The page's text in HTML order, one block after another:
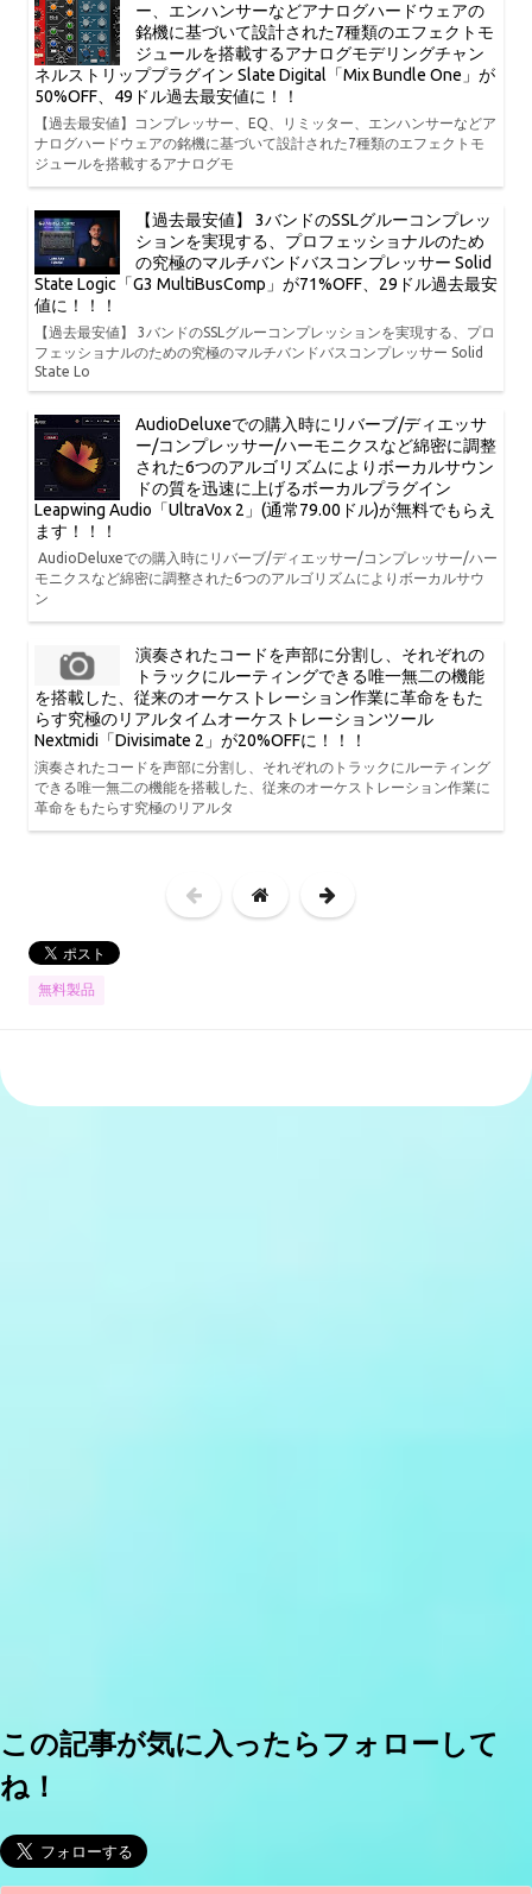
ー、エンハンサーなどアナログハードウェアの
銘機に基づいて設計された7種類のエフェクトモ
ジュールを搭載するアナログモデリングチャン
ネルストリッププラグイン Slate Digital「Mix Bundle One」が
50%OFF、49ドル過去最安値に！！
【過去最安値】コンプレッサー、EQ、リミッター、エンハンサーなどア
ナログハードウェアの銘機に基づいて設計された7種類のエフェクトモ
ジュールを搭載するアナログモ
【過去最安値】 3バンドのSSLグルーコンプレッ
ションを実現する、プロフェッショナルのため
の究極のマルチバンドバスコンプレッサー Solid
State Logic「G3 MultiBusComp」が71%OFF、29ドル過去最安
値に！！！
【過去最安値】 3バンドのSSLグルーコンプレッションを実現する、プロ
フェッショナルのための究極のマルチバンドバスコンプレッサー Solid
State Lo
AudioDeluxeでの購入時にリバーブ/ディエッサ
ー/コンプレッサー/ハーモニクスなど綿密に調整
された6つのアルゴリズムによりボーカルサウン
ドの質を迅速に上げるボーカルプラグイン
Leapwing Audio「UltraVox 2」(通常79.00ドル)が無料でもらえ
ます！！！
AudioDeluxeでの購入時にリバーブ/ディエッサー/コンプレッサー/ハー
モニクスなど綿密に調整された6つのアルゴリズムによりボーカルサウ
ン
演奏されたコードを声部に分割し、それぞれの
トラックにルーティングできる唯一無二の機能
を搭載した、従来のオーケストレーション作業に革命をもた
らす究極のリアルタイムオーケストレーションツール
Nextmidi「Divisimate 2」が20%OFFに！！！
演奏されたコードを声部に分割し、それぞれのトラックにルーティング
できる唯一無二の機能を搭載した、従来のオーケストレーション作業に
革命をもたらす究極のリアルタ
無料製品
この記事が気に入ったらフォローして
ね！